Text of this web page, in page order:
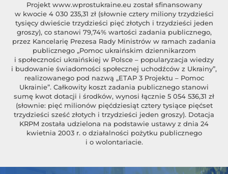
Projekt www.wprostukraine.eu został sfinansowany
w kwocie 4 030 235,31 zł (słownie cztery miliony trzydzieści
tysięcy dwieście trzydzieści pięć złotych i trzydzieści jeden
groszy), co stanowi 79,74% wartości zadania publicznego,
przez Kancelarię Prezesa Rady Ministrów w ramach zadania
publicznego „Pomoc ukraińskim dziennikarzom
i społeczności ukraińskiej w Polsce – popularyzacja wiedzy
i budowanie świadomości społecznej uchodźców z Ukrainy”,
realizowanego pod nazwą „ETAP 3 Projektu – Pomoc
Ukrainie”. Całkowity koszt zadania publicznego stanowi
sumę kwot dotacji i środków, wynosi łącznie 5 054 536,31 zł
(słownie: pięć milionów pięćdziesiąt cztery tysiące pięćset
trzydzieści sześć złotych i trzydzieści jeden groszy). Dotacja
KRPM została udzielona na podstawie ustawy z dnia 24
kwietnia 2003 r. o działalności pożytku publicznego
i o wolontariacie.